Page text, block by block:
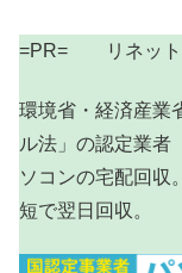
=PR= リネット
環境省・経済産業
ル法」の認定業者
ソコンの宅配回収
短で翌日回収。